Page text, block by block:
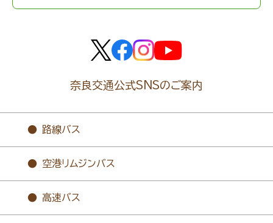
奈良交通公式SNSのご案内
路線バス
空港リムジンバス
高速バス